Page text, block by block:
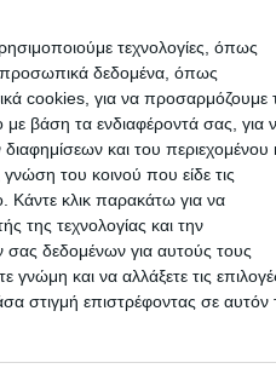
τεχνολογίες, όπως
προσωπικά δεδομένα, όπως
cookies, για να προσαρμόζουμε
με βάση τα ενδιαφέροντά σας, για
και του περιεχομένου
του κοινού που είδε τις
Κάντε κλικ παρακάτω για να
της τεχνολογίας και την
δεδομένων για αυτούς τους
γνώμη και να αλλάξετε τις
στιγμή επιστρέφοντας σε αυτόν
uses one or more Google
and help other users